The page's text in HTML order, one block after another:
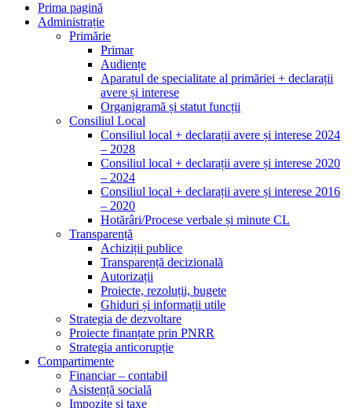
Prima pagină
Administrație
Primărie
Primar
Audiențe
Aparatul de specialitate al primăriei + declarații
avere și interese
Organigramă și statut funcții
Consiliul Local
Consiliul local + declarații avere și interese 2024
– 2028
Consiliul local + declarații avere și interese 2020
– 2024
Consiliul local + declarații avere și interese 2016
– 2020
Hotărâri/Procese verbale și minute CL
Transparență
Achiziții publice
Transparență decizională
Autorizații
Proiecte, rezoluții, bugete
Ghiduri și informații utile
Strategia de dezvoltare
Proiecte finanțate prin PNRR
Strategia anticorupție
Compartimente
Financiar – contabil
Asistență socială
Impozite și taxe